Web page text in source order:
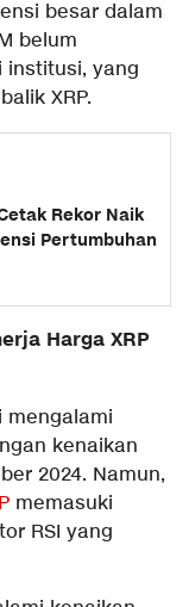
besar dalam
belum
institusi, yang
XRP.
Rekor Naik
Pertumbuhan
Harga XRP
mengalami
kenaikan
2024. Namun,
memasuki
RSI yang